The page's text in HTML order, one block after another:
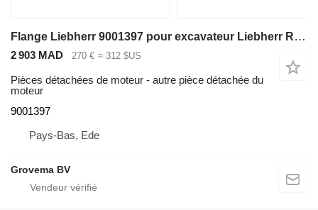
Flange Liebherr 9001397 pour excavateur Liebherr R904 / A904 Li / A900C Li / A900B Li / A932 Li / A944B Li / R900C Li / R932 Li / R944C Li / R900B Li / R934 / R944 / A944 Li / R944B
2 903 MAD 270 € ≈ 312 $US
Pièces détachées de moteur - autre pièce détachée du
moteur
9001397
Pays-Bas, Ede
Grovema BV